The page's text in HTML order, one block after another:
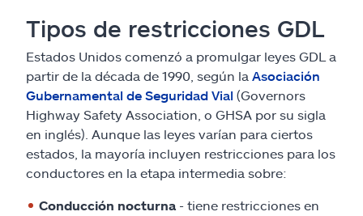
Tipos de restricciones GDL
Estados Unidos comenzó a promulgar leyes GDL a
partir de la década de 1990, según la Asociación
Gubernamental de Seguridad Vial (Governors
Highway Safety Association, o GHSA por su sigla
en inglés). Aunque las leyes varían para ciertos
estados, la mayoría incluyen restricciones para los
conductores en la etapa intermedia sobre:
Conducción nocturna - tiene restricciones en